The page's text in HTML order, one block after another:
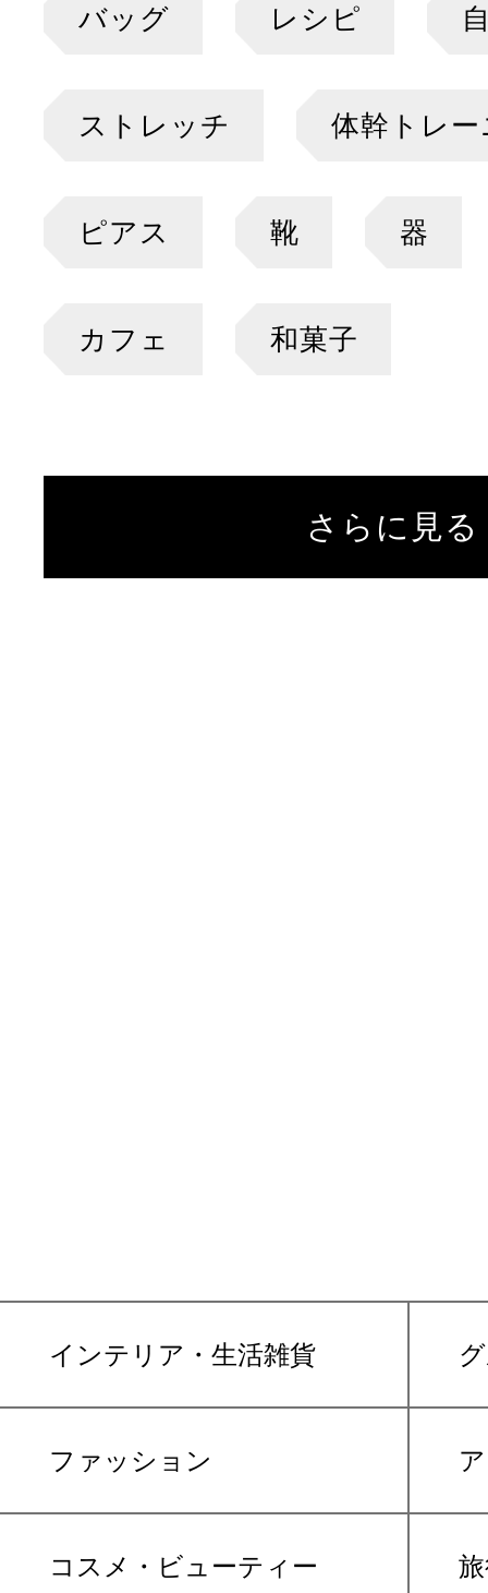
バッグ レシピ
ストレッチ 体幹トレ
ピアス 靴 器
カフェ 和菓子
さらに見る
インテリア・生活雑貨
ファッション
コスメ・ビューティー